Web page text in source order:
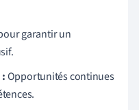
garantir un
Opportunités continues